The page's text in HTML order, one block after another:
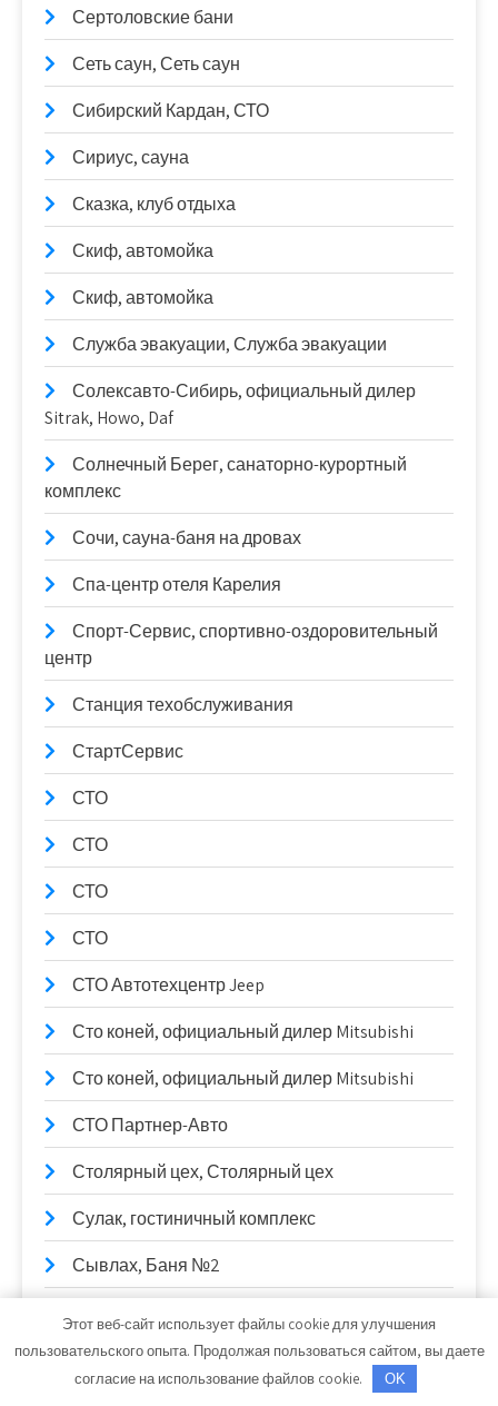
Сертоловские бани
Сеть саун, Сеть саун
Сибирский Кардан, СТО
Сириус, сауна
Сказка, клуб отдыха
Скиф, автомойка
Скиф, автомойка
Служба эвакуации, Служба эвакуации
Солексавто-Сибирь, официальный дилер
Sitrak, Howo, Daf
Солнечный Берег, санаторно-курортный
комплекс
Сочи, сауна-баня на дровах
Спа-центр отеля Карелия
Спорт-Сервис, спортивно-оздоровительный
центр
Станция техобслуживания
СтартСервис
СТО
СТО
СТО
СТО
СТО Автотехцентр Jeep
Сто коней, официальный дилер Mitsubishi
Сто коней, официальный дилер Mitsubishi
СТО Партнер-Авто
Столярный цех, Столярный цех
Сулак, гостиничный комплекс
Сывлах, Баня №2
Таганай, гостиница
Этот веб-сайт использует файлы cookie для улучшения
пользовательского опыта. Продолжая пользоваться сайтом, вы даете
согласие на использование файлов cookie.
OK